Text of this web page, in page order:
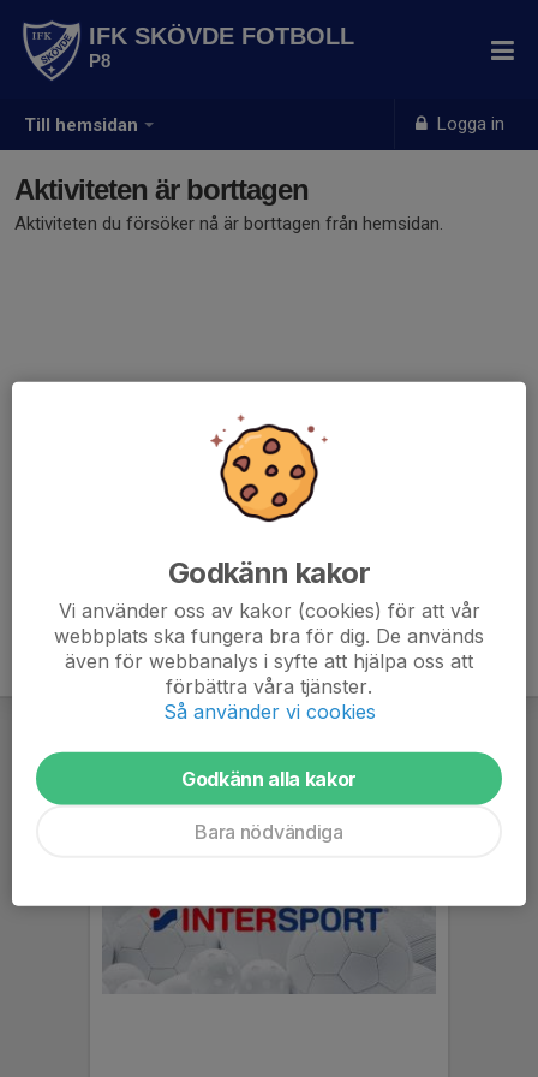
Till hemsidan Logga in
IFK SKÖVDE FOTBOLL
P8
Aktiviteten är borttagen
Aktiviteten du försöker nå är borttagen från hemsidan.
Godkänn kakor
Vi använder oss av kakor (cookies) för att vår
webbplats ska fungera bra för dig. De används
även för webbanalys i syfte att hjälpa oss att
förbättra våra tjänster.
Så använder vi cookies
Godkänn alla kakor
Bara nödvändiga